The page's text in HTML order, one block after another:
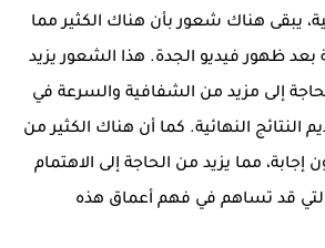
يبقى هناك شعور بأن هناك الكثير مما
ظهور فيديو الجدة. هذا الشعور يزيد
إلى مزيد من الشفافية والسرعة في
النتائج النهائية. كما أن هناك الكثير من
إجابة، مما يزيد من الحاجة إلى الاهتمام
قد تساهم في فهم أعماق هذه